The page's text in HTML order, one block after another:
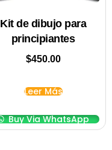
Kit de dibujo para
principiantes
$450.00
Leer Más
Buy Via WhatsApp